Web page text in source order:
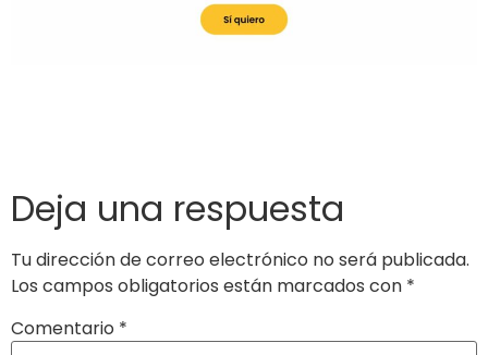
Deja una respuesta
Tu dirección de correo electrónico no será publicada.
Los campos obligatorios están marcados con *
Comentario *